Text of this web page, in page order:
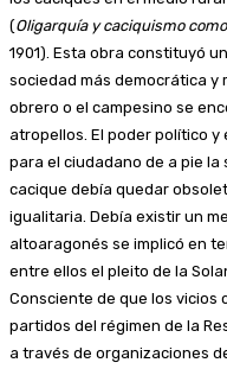
(Oligarquía y caciquismo
1901). Esta obra constituyó
sociedad más democrática y
obrero o el campesino se
atropellos. El poder político y
para el ciudadano de a pie la
cacique debía quedar
igualitaria. Debía existir un
altoaragonés se implicó en
entre ellos el pleito de la
Consciente de que los vicios
partidos del régimen de la
a través de organizaciones